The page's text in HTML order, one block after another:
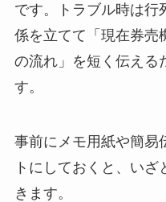
です。トラブル時は行
係を立てて「現在券売
の流れ」を短く伝える
す。
事前にメモ用紙や簡易
トにしておくと、い
きます。